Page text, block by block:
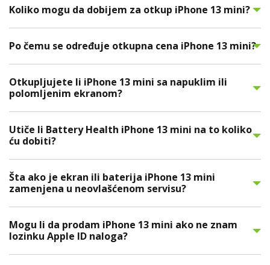
Koliko mogu da dobijem za otkup iPhone 13 mini?
Po čemu se određuje otkupna cena iPhone 13 mini?
Otkupljujete li iPhone 13 mini sa napuklim ili
polomljenim ekranom?
Utiče li Battery Health iPhone 13 mini na to koliko
ću dobiti?
Šta ako je ekran ili baterija iPhone 13 mini
zamenjena u neovlašćenom servisu?
Mogu li da prodam iPhone 13 mini ako ne znam
lozinku Apple ID naloga?